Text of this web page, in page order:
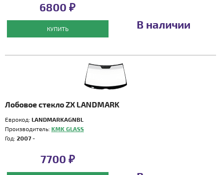
6800 ₽
КУПИТЬ В наличии
Лобовое стекло ZX LANDMARK
Еврокод: LANDMARKAGNBL
Производитель: KMK GLASS
Год: 2007 -
7700 ₽